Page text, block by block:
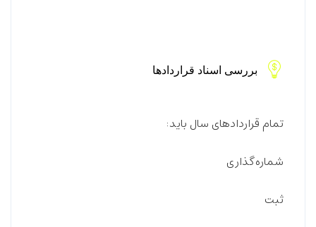
بررسی اسناد قراردادها
تمام قراردادهای سال باید:
شماره‌گذاری
ثبت